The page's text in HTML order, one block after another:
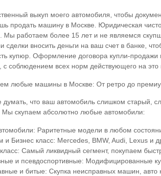
выкуп моего автомобиля, чтобы
продать машину в Москве. Юридическая
Мы работаем более 15 лет и не являемся
сделки вносить деньги на ваш счет в банке,
купюр. Оформление договора купли-
с соблюдением всех норм действующего на это
любые машины в Москве: От ретро до
думать, что ваш автомобиль слишком старый,
Мы скупаем абсолютно любые автомобили:
Раритетные модели в любом
и Бизнес класс: Mercedes, BMW, Audi, Lexus и
Самый ликвидный сегмент, покупаем
и псевдоспортивные: Модифицированные
и битые: Скупка неисправных машин, авто